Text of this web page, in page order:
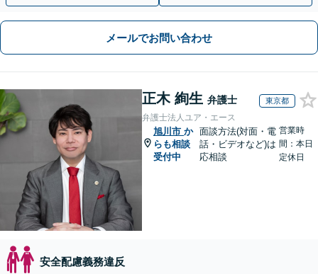
メールでお問い合わせ
正木 絢生 弁護士 東京都
弁護士法人ユア・エース
旭川市 か
らも相談
受付中
面談方法(対面・電
話・ビデオなど)は
応相談
営業時
間：本日
定休日
安全配慮義務違反